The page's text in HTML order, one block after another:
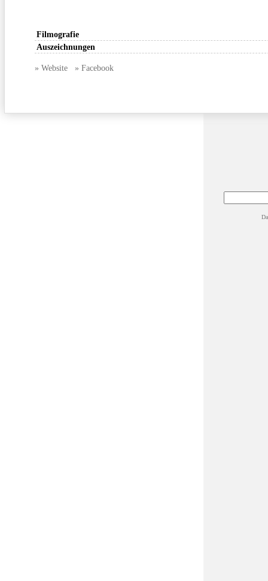
Filmografie
Auszeichnungen
» Website » Facebook